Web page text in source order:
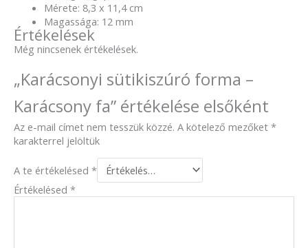
Mérete: 8,3 x 11,4 cm
Magassága: 12 mm
Értékelések
Még nincsenek értékelések.
„Karácsonyi sütikiszúró forma –
Karácsony fa” értékelése elsőként
Az e-mail címet nem tesszük közzé. A kötelező mezőket *
karakterrel jelöltük
A te értékelésed *
Értékelésed *